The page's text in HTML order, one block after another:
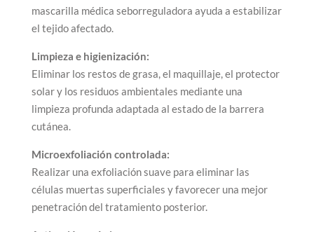
mascarilla médica seborreguladora ayuda a estabilizar
el tejido afectado.
Limpieza e higienización:
Eliminar los restos de grasa, el maquillaje, el protector
solar y los residuos ambientales mediante una
limpieza profunda adaptada al estado de la barrera
cutánea.
Microexfoliación controlada:
Realizar una exfoliación suave para eliminar las
células muertas superficiales y favorecer una mejor
penetración del tratamiento posterior.